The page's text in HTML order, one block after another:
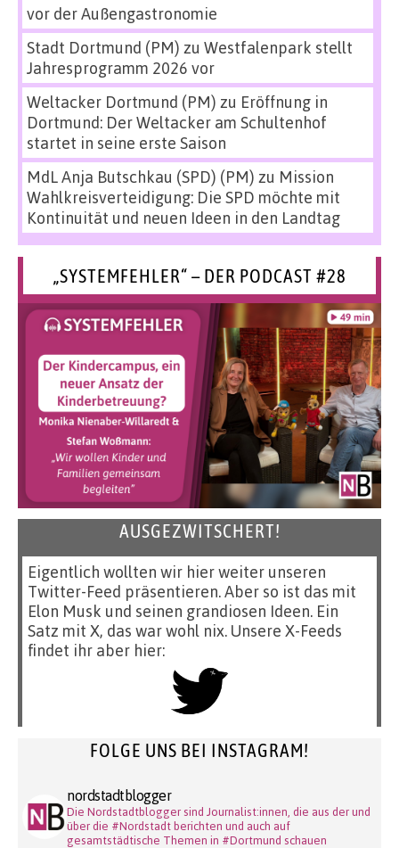
vor der Außengastronomie
Stadt Dortmund (PM) zu Westfalenpark stellt
Jahresprogramm 2026 vor
Weltacker Dortmund (PM) zu Eröffnung in
Dortmund: Der Weltacker am Schultenhof
startet in seine erste Saison
MdL Anja Butschkau (SPD) (PM) zu Mission
Wahlkreisverteidigung: Die SPD möchte mit
Kontinuität und neuen Ideen in den Landtag
„SYSTEMFEHLER“ – DER PODCAST #28
AUSGEZWITSCHERT!
Eigentlich wollten wir hier weiter unseren
Twitter-Feed präsentieren. Aber so ist das mit
Elon Musk und seinen grandiosen Ideen. Ein
Satz mit X, das war wohl nix. Unsere X-Feeds
findet ihr aber hier:
FOLGE UNS BEI INSTAGRAM!
nordstadtblogger
Die Nordstadtblogger sind Journalist:innen, die aus der und
über die #Nordstadt berichten und auch auf
gesamtstädtische Themen in #Dortmund schauen